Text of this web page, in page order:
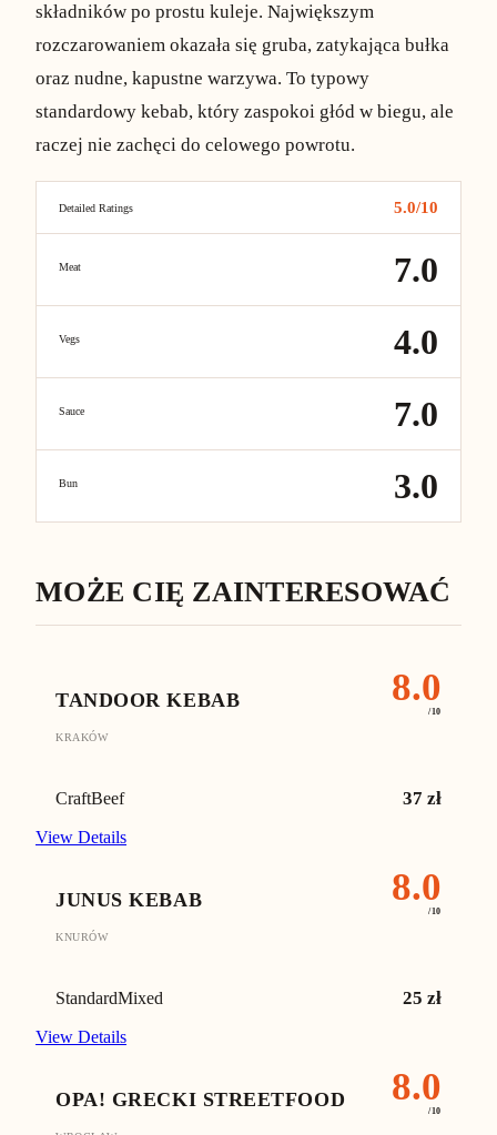
składników po prostu kuleje. Największym
rozczarowaniem okazała się gruba, zatykająca bułka
oraz nudne, kapustne warzywa. To typowy
standardowy kebab, który zaspokoi głód w biegu, ale
raczej nie zachęci do celowego powrotu.
Detailed Ratings 5.0/10
Meat 7.0
Vegs 4.0
Sauce 7.0
Bun 3.0
MOŻE CIĘ ZAINTERESOWAĆ
TANDOOR KEBAB
KRAKÓW
8.0
/10
CraftBeef 37 zł
View Details
JUNUS KEBAB
KNURÓW
8.0
/10
StandardMixed 25 zł
View Details
OPA! GRECKI STREETFOOD 8.0
/10